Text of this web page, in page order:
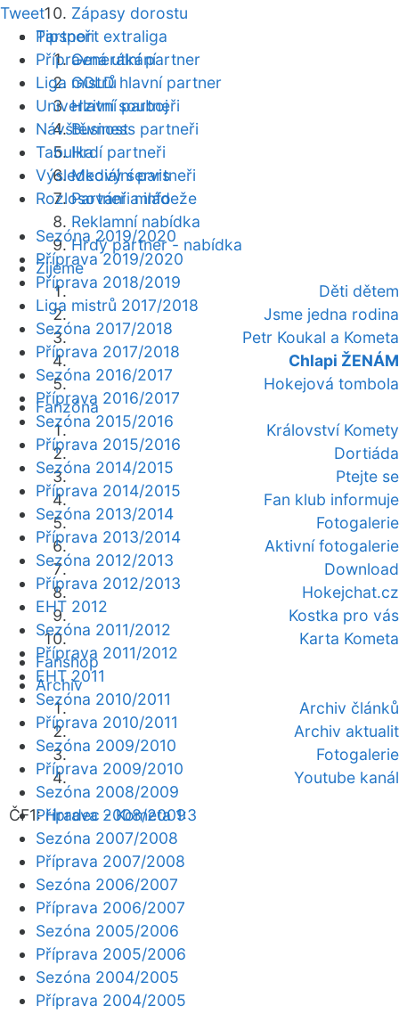
Zápasy dorostu
Partneři
Generální partner
GOLD hlavní partner
Hlavní partneři
Business partneři
Hrdí partneři
Mediální partneři
Partneři mládeže
Reklamní nabídka
Hrdý partner - nabídka
Žijeme
Děti dětem
Jsme jedna rodina
Petr Koukal a Kometa
Chlapi ŽENÁM
Hokejová tombola
Fanzóna
Království Komety
Dortiáda
Ptejte se
Fan klub informuje
Fotogalerie
Aktivní fotogalerie
Download
Hokejchat.cz
Kostka pro vás
Karta Kometa
Fanshop
Archiv
Archiv článků
Archiv aktualit
Fotogalerie
Youtube kanál
ČF1:Hradec - Kometa 1:3
Tweet
Tipsport extraliga
Přípravná utkání
Liga mistrů
Univerzitní souboj
Návštěvnost
Tabulka
Výsledkový servis
Rozlosování a info
Sezóna 2019/2020
Příprava 2019/2020
Příprava 2018/2019
Liga mistrů 2017/2018
Sezóna 2017/2018
Příprava 2017/2018
Sezóna 2016/2017
Příprava 2016/2017
Sezóna 2015/2016
Příprava 2015/2016
Sezóna 2014/2015
Příprava 2014/2015
Sezóna 2013/2014
Příprava 2013/2014
Sezóna 2012/2013
Příprava 2012/2013
EHT 2012
Sezóna 2011/2012
Příprava 2011/2012
EHT 2011
Sezóna 2010/2011
Příprava 2010/2011
Sezóna 2009/2010
Příprava 2009/2010
Sezóna 2008/2009
Příprava 2008/2009
Sezóna 2007/2008
Příprava 2007/2008
Sezóna 2006/2007
Příprava 2006/2007
Sezóna 2005/2006
Příprava 2005/2006
Sezóna 2004/2005
Příprava 2004/2005